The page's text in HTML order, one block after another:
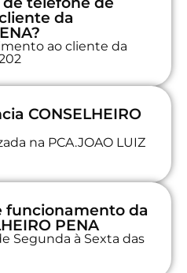
da
ao cliente da
CONSELHEIRO
na PCA.JOAO LUIZ
funcionamento da
PENA
Segunda à Sexta das